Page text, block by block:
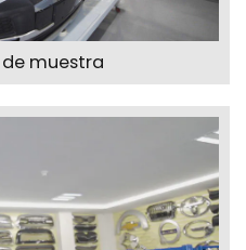
muestra